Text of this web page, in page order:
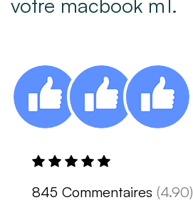
votre macbook m1.
845 Commentaires (4.90)